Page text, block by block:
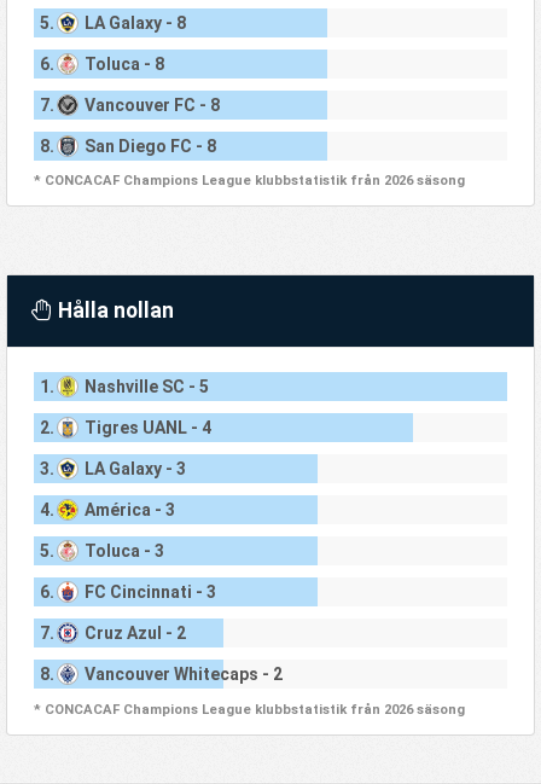
5. LA Galaxy - 8
6. Toluca - 8
7. Vancouver FC - 8
8. San Diego FC - 8
* CONCACAF Champions League klubbstatistik från 2026 säsong
Hålla nollan
1. Nashville SC - 5
2. Tigres UANL - 4
3. LA Galaxy - 3
4. América - 3
5. Toluca - 3
6. FC Cincinnati - 3
7. Cruz Azul - 2
8. Vancouver Whitecaps - 2
* CONCACAF Champions League klubbstatistik från 2026 säsong